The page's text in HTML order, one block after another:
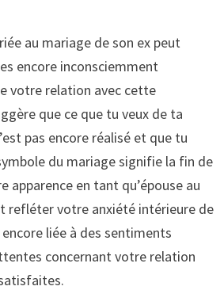
au mariage de son ex peut
encore inconsciemment
votre relation avec cette
que ce que tu veux de ta
pas encore réalisé et que tu
du mariage signifie la fin de
apparence en tant qu’épouse au
refléter votre anxiété intérieure de
liée à des sentiments
concernant votre relation